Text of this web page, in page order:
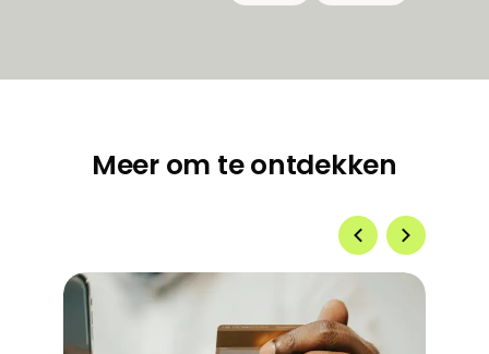
Meer om te ontdekken